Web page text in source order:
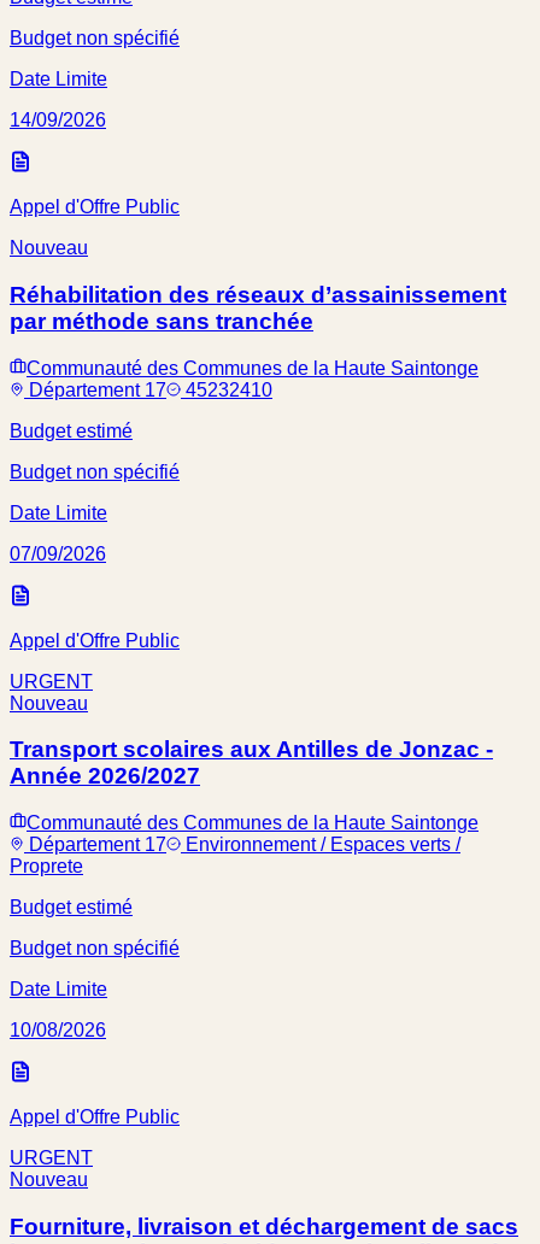
Budget non spécifié
Date Limite
14/09/2026
Appel d'Offre Public
Nouveau
Réhabilitation des réseaux d’assainissement
par méthode sans tranchée
Communauté des Communes de la Haute Saintonge
Département 17
45232410
Budget estimé
Budget non spécifié
Date Limite
07/09/2026
Appel d'Offre Public
URGENT
Nouveau
Transport scolaires aux Antilles de Jonzac -
Année 2026/2027
Communauté des Communes de la Haute Saintonge
Département 17
Environnement / Espaces verts /
Proprete
Budget estimé
Budget non spécifié
Date Limite
10/08/2026
Appel d'Offre Public
URGENT
Nouveau
Fourniture, livraison et déchargement de sacs